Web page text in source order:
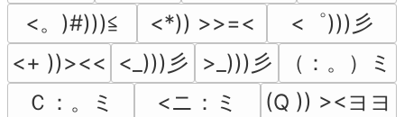
<。)#)))≦ <*)) >>=<
<゜)))彡
<+ ))><< <_)))彡 >_)))彡
（：。）ミ
Ｃ：。ミ
<ニ：ミ
(Q )) ><ヨヨ